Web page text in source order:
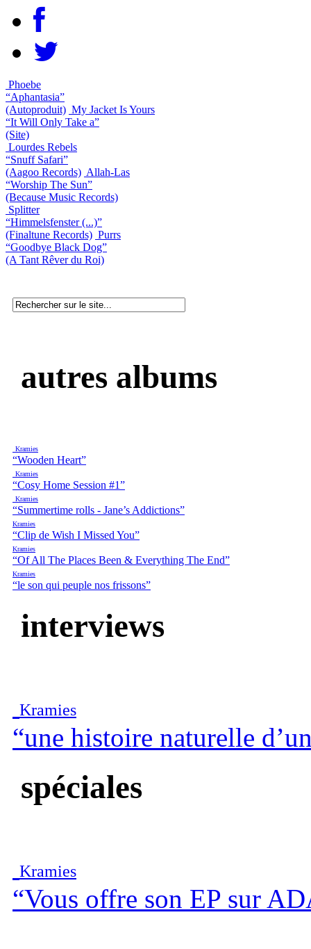
Phoebe
“Aphantasia”
(Autoproduit) My Jacket Is Yours
“It Will Only Take a”
(Site)
Lourdes Rebels
“Snuff Safari”
(Aagoo Records) Allah-Las
“Worship The Sun”
(Because Music Records)
Splitter
“Himmelsfenster (...)”
(Finaltune Records) Purrs
“Goodbye Black Dog”
(A Tant Rêver du Roi)
autres albums
Kramies
“Wooden Heart”
Kramies
“Cosy Home Session #1”
Kramies
“Summertime rolls - Jane’s Addictions”
Kramies
“Clip de Wish I Missed You”
Kramies
“Of All The Places Been & Everything The End”
Kramies
“le son qui peuple nos frissons”
interviews
Kramies
“une histoire naturelle
spéciales
Kramies
“Vous offre son EP sur